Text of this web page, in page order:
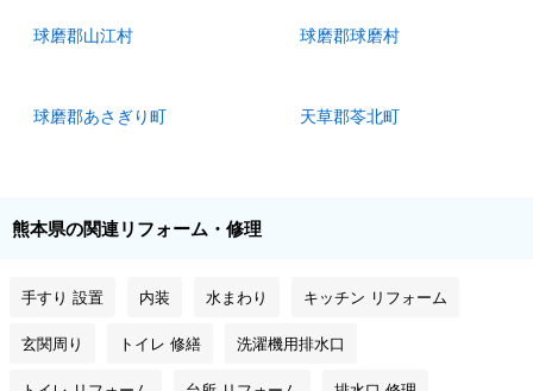
球磨郡山江村 球磨郡球磨村
球磨郡あさぎり町 天草郡苓北町
熊本県の関連リフォーム・修理
手すり 設置 内装 水まわり キッチン リフォーム
玄関周り トイレ 修繕 洗濯機用排水口